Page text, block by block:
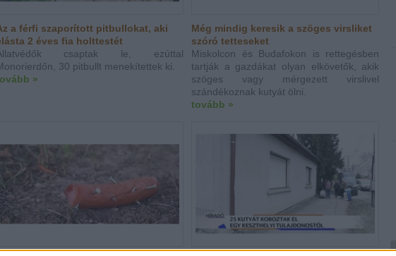
a férfi szaporított pitbullokat, aki
2 éves fia holttestét
csaptak le, ezúttal
30 pitbullt menekítettek ki.
»
Még mindig keresik a szöges virsliket
szóró tetteseket
Miskolcon és Budafokon is rettegésben
tartják a gazdákat olyan elkövetők, akik
szöges vagy mérgezett virslivel
szándékoznak kutyát ölni.
tovább »